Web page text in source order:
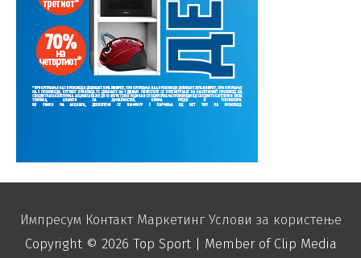
Импресум Контакт Маркетинг Услови за користење
Copyright © 2026 Top Sport| Member of Clip Media